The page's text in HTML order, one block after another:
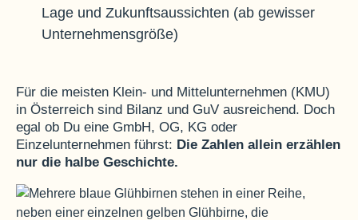
Lage und Zukunftsaussichten (ab gewisser
Unternehmensgröße)
Für die meisten Klein- und Mittelunternehmen (KMU)
in Österreich sind Bilanz und GuV ausreichend. Doch
egal ob Du eine GmbH, OG, KG oder
Einzelunternehmen führst: Die Zahlen allein erzählen
nur die halbe Geschichte.